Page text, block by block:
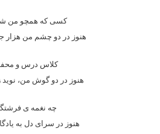
کسی که همچو من شود،
هنوز در دو چشم من هزار
کلاس درس و محفل
هنوز در دو گوش من،
چه نغمه ی فرشتگان،
هنوز در سرای دل به